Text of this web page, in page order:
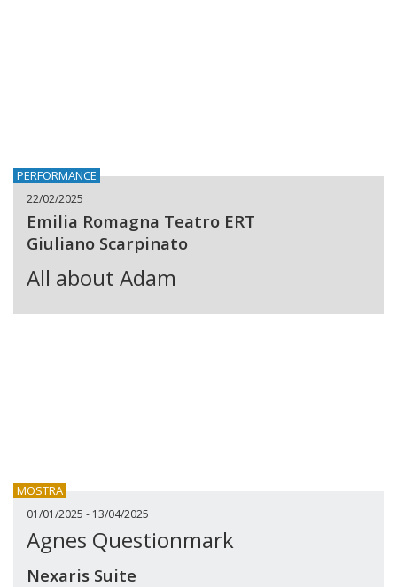
PERFORMANCE
22/02/2025
Emilia Romagna Teatro ERT
Giuliano Scarpinato
All about Adam
MOSTRA
01/01/2025 - 13/04/2025
Agnes Questionmark
Nexaris Suite